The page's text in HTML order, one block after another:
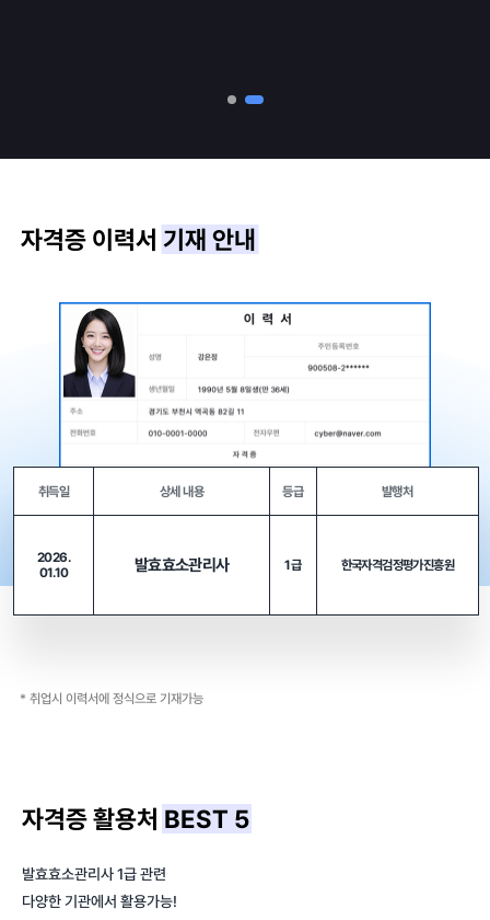
자격증 이력서 기재 안내
취득일
2026.
01.10
상세 내용
발효효소관리사
등급
1급
발행처
한국자격검정평가진흥원
* 취업시 이력서에 정식으로 기재가능
자격증 활용처 BEST 5
발효효소관리사 1급 관련
다양한 기관에서 활용가능!